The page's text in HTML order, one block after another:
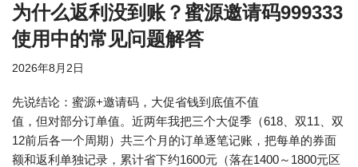
为什么返利没到账？蜜源邀请码999333
使用中的常见问题解答
2026年8月2日
先说结论：蜜源+邀请码，大促省钱到底值不值
值，但对部分订单值。近两年我把三个大促季（618、双11、双
12前后各一个周期）共三个月的订单逐笔记账，把每单的券面
额和返利单独记录，累计省下约1600元（落在1400～1800元区